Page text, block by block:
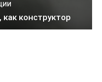
конструктор